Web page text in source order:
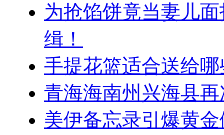
为抢馅饼竟当妻儿
缉！
手提花篮适合送给
青海海南州兴海县
美伊备忘录引爆黄